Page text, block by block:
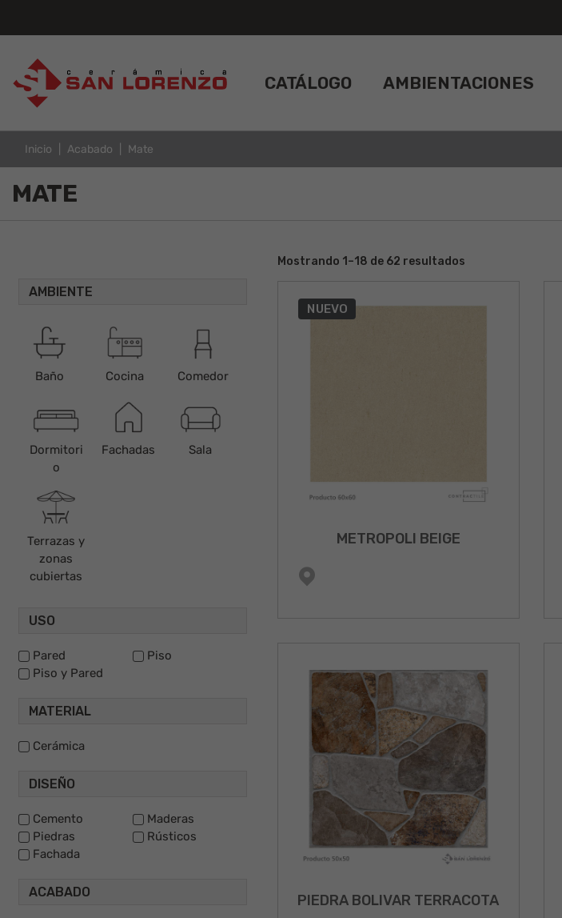
CATÁLOGO AMBIENTACIONES
Inicio Acabado Mate
MATE
AMBIENTE
Baño Cocina Comedor
Dormitori
o
Fachadas Sala
Terrazas y
zonas
cubiertas
USO
Pared
Piso
Piso y Pared
MATERIAL
Cerámica
DISEÑO
Cemento
Maderas
Piedras
Rústicos
Fachada
ACABADO
Mostrando 1–18 de 62 resultados
NUEVO
METROPOLI BEIGE
PIEDRA BOLIVAR TERRACOTA